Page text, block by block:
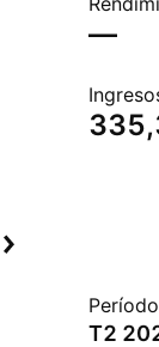
—
T2